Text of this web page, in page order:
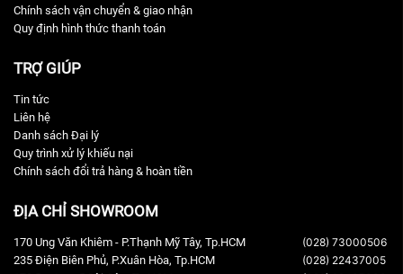
Chính sách vận chuyển & giao nhận
Quy định hình thức thanh toán
TRỢ GIÚP
Tin tức
Liên hệ
Danh sách Đại lý
Quy trình xử lý khiếu nại
Chính sách đổi trả hàng & hoàn tiền
ĐỊA CHỈ SHOWROOM
170 Ung Văn Khiêm - P.Thạnh Mỹ Tây, Tp.HCM
235 Điện Biên Phủ, P.Xuân Hòa, Tp.HCM
(028) 73000506
(028) 22437005